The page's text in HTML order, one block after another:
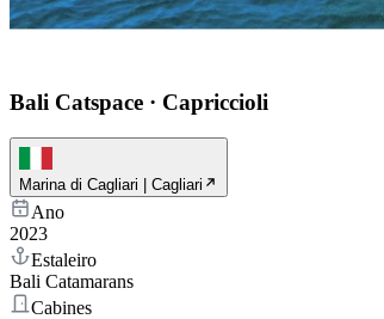
Bali Catspace · Capriccioli
Marina di Cagliari | Cagliari
Ano
2023
Estaleiro
Bali Catamarans
Cabines